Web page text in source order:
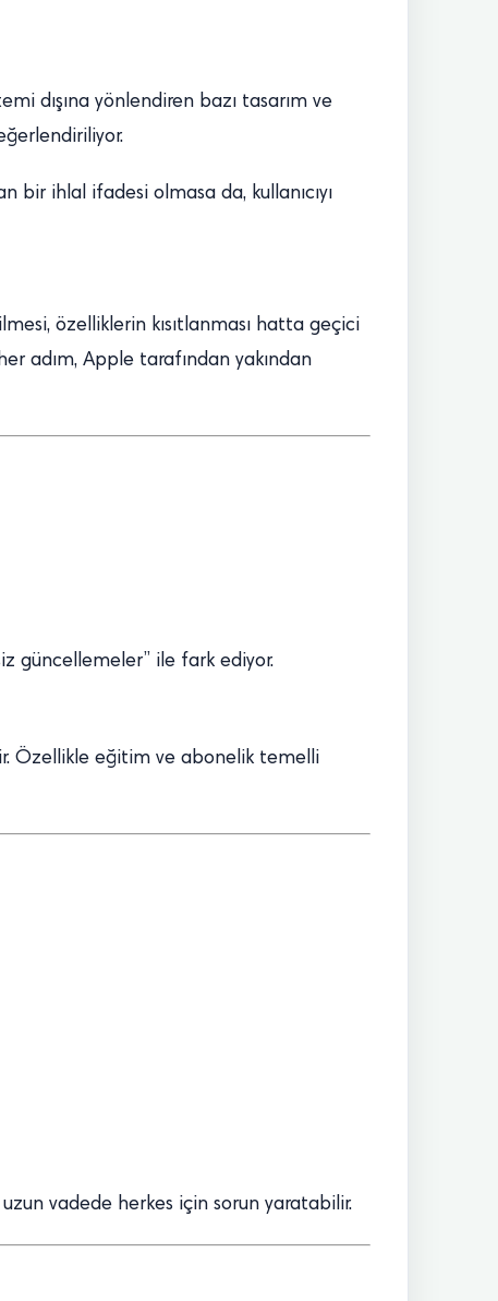
dışına yönlendiren bazı tasarım ve
ihlal ifadesi olmasa da, kullanıcıyı
özelliklerin kısıtlanması hatta geçici
adım, Apple tarafından yakından
güncellemeler” ile fark ediyor.
Özellikle eğitim ve abonelik temelli
vadede herkes için sorun yaratabilir.